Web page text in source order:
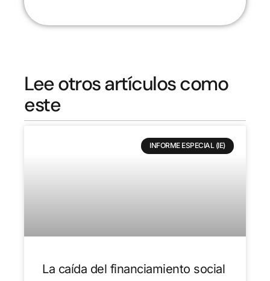
Lee otros artículos como
este
INFORME ESPECIAL (IE)
La caída del financiamiento social